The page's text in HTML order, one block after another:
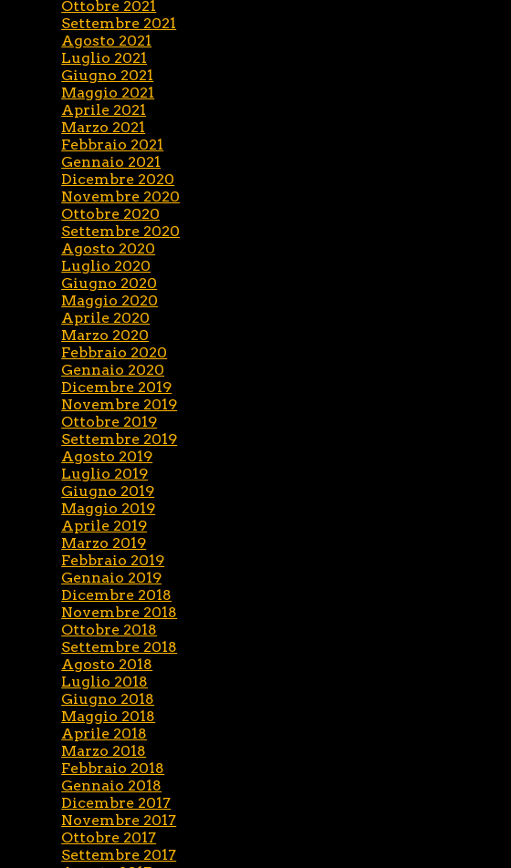
Ottobre 2021
Settembre 2021
Agosto 2021
Luglio 2021
Giugno 2021
Maggio 2021
Aprile 2021
Marzo 2021
Febbraio 2021
Gennaio 2021
Dicembre 2020
Novembre 2020
Ottobre 2020
Settembre 2020
Agosto 2020
Luglio 2020
Giugno 2020
Maggio 2020
Aprile 2020
Marzo 2020
Febbraio 2020
Gennaio 2020
Dicembre 2019
Novembre 2019
Ottobre 2019
Settembre 2019
Agosto 2019
Luglio 2019
Giugno 2019
Maggio 2019
Aprile 2019
Marzo 2019
Febbraio 2019
Gennaio 2019
Dicembre 2018
Novembre 2018
Ottobre 2018
Settembre 2018
Agosto 2018
Luglio 2018
Giugno 2018
Maggio 2018
Aprile 2018
Marzo 2018
Febbraio 2018
Gennaio 2018
Dicembre 2017
Novembre 2017
Ottobre 2017
Settembre 2017